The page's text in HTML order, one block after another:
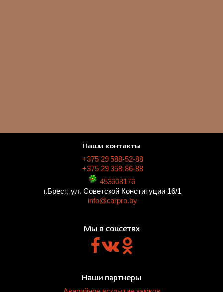
Наши контакты
+375 29 588-52-88
+375 29 358-86-88
453608176
г.Брест, ул. Советской Конституции 16/1
info@carpro.by
Мы в соцсетях
Наши партнеры